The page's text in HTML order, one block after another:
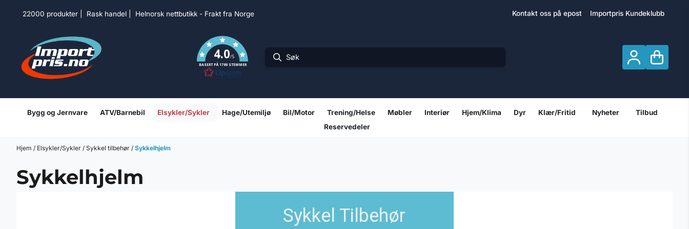
Hopp til innhold
22000 produkter | Rask handel | Helnorsk nettbutikk - Frakt fra Norge Kontakt oss på epost Importpris Kundeklubb
4.0/5
BASERT PÅ 1780 STEMMER
Bygg og Jernvare ATV/Barnebil Elsykler/Sykler Hage/Utemiljø Bil/Motor Trening/Helse Møbler Interiør Hjem/Klima Dyr Klær/Fritid Nyheter
Tilbud
Reservedeler
Hjem / Elsykler/Sykler / Sykkel tilbehør / Sykkelhjelm
Sykkelhjelm
Sykkel Tilbehør